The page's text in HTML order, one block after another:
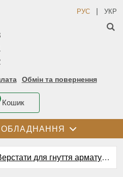
Обмін та повернення
Кошик
РУС | УКР
ОБЛАДНАННЯ
для гнуття арматури